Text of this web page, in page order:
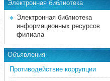
Электронная библиотека
Электронная библиотека
информационных ресурсов
филиала
Объявления
Противодействие коррупции